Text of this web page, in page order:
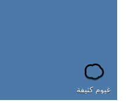
غيوم كثيفة